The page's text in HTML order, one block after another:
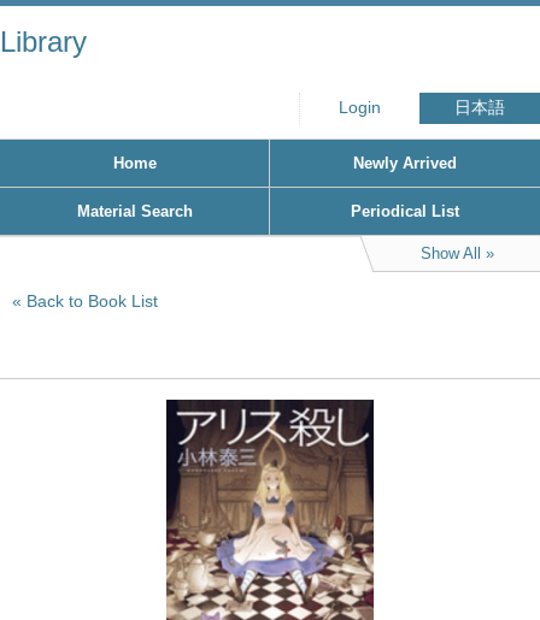
Library
Login 日本語
Home Newly Arrived
Material Search Periodical List
Show All
Back to Book List